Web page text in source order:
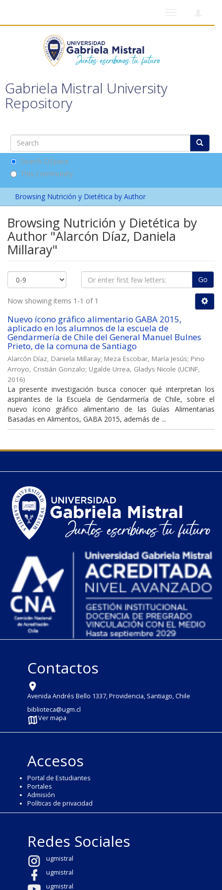
Gabriela Mistral University
Repository
Search DSpace
This Community
Browsing Nutrición y Dietética by Author
Browsing Nutrición y Dietética by
Author "Alarcón Díaz, Daniela
Millaray"
Go
Now showing items 1-1 of 1
Nuevo ícono gráfico alimentario GABA 2015,
aplicado en los alumnos de la escuela de
Gendarmería de Chile del General Manuel Bulnes
Prieto, de la comuna de Santiago
Alarcón Díaz, Daniela Millaray; Meza Escobar, María Jesús; Pino
Arroyo, Cristián Gonzalo; Ugalde Urrea, Gladys Nicole (UCINF,
2016)
La presente investigación busca conocer qué interpretan los
aspirantes de la Escuela de Gendarmería de Chile, sobre el
nuevo ícono gráfico alimentario de las Guías Alimentarias
Basadas en Alimentos, GABA 2015, además de ...
Contactos
Avenida Andrés Bello 1337, Providencia, Santiago, Chile
biblioteca@ugm.cl
Ver mapa
Accesos
Portal de Estudiantes
Portales
Admisión
Políticas de privacidad
Redes Sociales
ugmistral
ugmistral
ugmistral